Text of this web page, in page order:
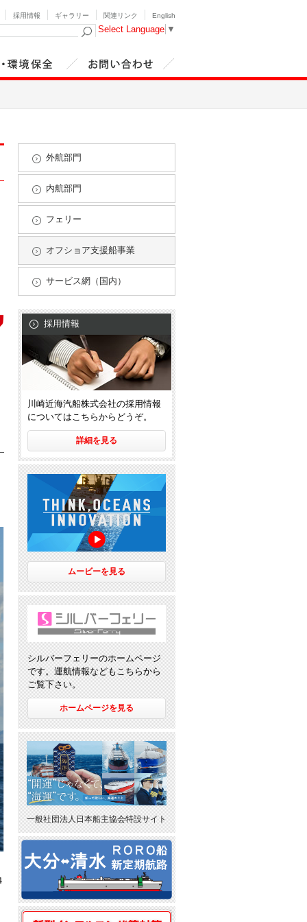
採用情報 ギャラリー 関連リンク English
Select Language ▼
環境安全 お問い合わせ
外航部門
内航部門
フェリー
オフショア支援船事業
サービス網（国内）
採用情報
川崎近海汽船株式会社の採用情報
についてはこちらからどうぞ。
詳細を見る
ムービーを見る
シルバーフェリーのホームページ
です。運航情報などもこちらから
ご覧下さい。
ホームページを見る
一般社団法人日本船主協会特設サイト